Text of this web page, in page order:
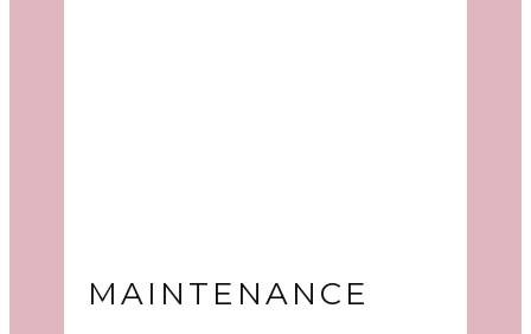
MAINTENANCE